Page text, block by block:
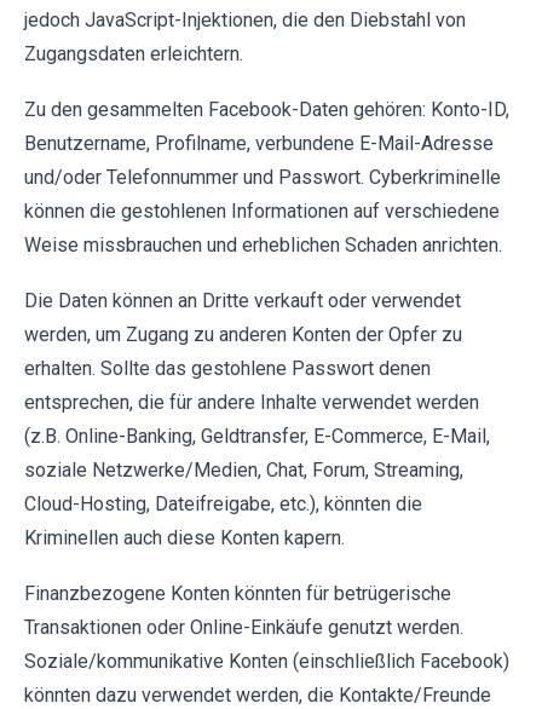
jedoch JavaScript-Injektionen, die den Diebstahl von
Zugangsdaten erleichtern.
Zu den gesammelten Facebook-Daten gehören: Konto-ID,
Benutzername, Profilname, verbundene E-Mail-Adresse
und/oder Telefonnummer und Passwort. Cyberkriminelle
können die gestohlenen Informationen auf verschiedene
Weise missbrauchen und erheblichen Schaden anrichten.
Die Daten können an Dritte verkauft oder verwendet
werden, um Zugang zu anderen Konten der Opfer zu
erhalten. Sollte das gestohlene Passwort denen
entsprechen, die für andere Inhalte verwendet werden
(z.B. Online-Banking, Geldtransfer, E-Commerce, E-Mail,
soziale Netzwerke/Medien, Chat, Forum, Streaming,
Cloud-Hosting, Dateifreigabe, etc.), könnten die
Kriminellen auch diese Konten kapern.
Finanzbezogene Konten könnten für betrügerische
Transaktionen oder Online-Einkäufe genutzt werden.
Soziale/kommunikative Konten (einschließlich Facebook)
könnten dazu verwendet werden, die Kontakte/Freunde